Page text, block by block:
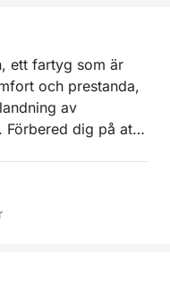
ett fartyg som är
och prestanda,
av
Förbered dig på att
till den